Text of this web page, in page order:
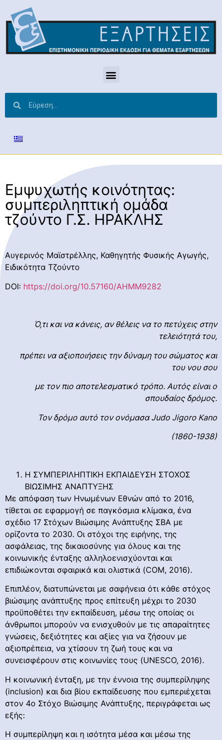
Εμψυχωτής κοινότητας:
συμπεριληπτική ομάδα
τζούντο Γ.Σ. ΗΡΑΚΛΗΣ
Αυγερινός Μαϊστρέλλης, Καθηγητής Φυσικής Αγωγής,
Ειδικότητα Τζούντο
DOI: https://doi.org/10.57160/AHMM9282
Ό,τι και να κάνεις, αν θέλεις να το πετύχεις στην
τελειότητά του,
πρέπει να αξιοποιήσεις την δύναμη του σώματος και
του νου σου
με τον πιο αποτελεσματικό τρόπο. Αυτός είναι ο
σπουδαίος δρόμος.
Τον δρόμο αυτό τον ονόμασα Judo Jigoro Kano
(1860-1938)
Η ΣΥΜΠΕΡΙΛΗΠΤΙΚΗ ΕΚΠΑΙΔΕΥΣΗ ΣΤΟΧΟΣ
ΒΙΩΣΙΜΗΣ ΑΝΑΠΤΥΞΗΣ
Με απόφαση των Ηνωμένων Εθνών από το 2016,
τίθεται σε εφαρμογή σε παγκόσμια κλίμακα, ένα
σχέδιο 17 Στόχων Βιώσιμης Ανάπτυξης ΣΒΑ με
ορίζοντα το 2030. Οι στόχοι της ειρήνης, της
ασφάλειας, της δικαιοσύνης για όλους και της
κοινωνικής ένταξης αλληλοενισχύονται και
επιδιώκονται σφαιρικά και ολιστικά (COM, 2016).
Επιπλέον, διατυπώνεται με σαφήνεια ότι κάθε στόχος
βιώσιμης ανάπτυξης προς επίτευξη μέχρι το 2030
προϋποθέτει την εκπαίδευση, μέσω της οποίας οι
άνθρωποι μπορούν να ενισχυθούν με τις απαραίτητες
γνώσεις, δεξιότητες και αξίες για να ζήσουν με
αξιοπρέπεια, να χτίσουν τη ζωή τους και να
συνεισφέρουν στις κοινωνίες τους (UNESCO, 2016).
Η κοινωνική ένταξη, με την έννοια της συμπερίληψης
(inclusion) και δια βίου εκπαίδευσης που εμπεριέχεται
στον 4ο Στόχο Βιώσιμης Ανάπτυξης, περιγράφεται ως
εξής:
Η συμπερίληψη και η ισότητα μέσα και μέσω της